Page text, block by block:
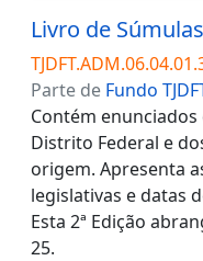
Livro de
Parte de Fundo
Contém enunciados
Distrito Federal e
origem. Apresenta
legislativas e datas
Esta 2ª Edição
25.